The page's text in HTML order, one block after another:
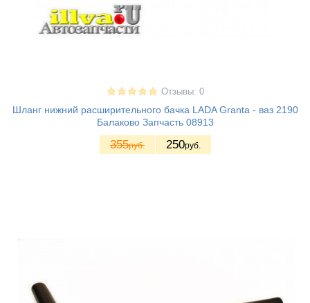
Отзывы: 0
Шланг нижний расширительного бачка LADA Granta - ваз 2190
Балаково Запчасть 08913
355руб. 250руб.